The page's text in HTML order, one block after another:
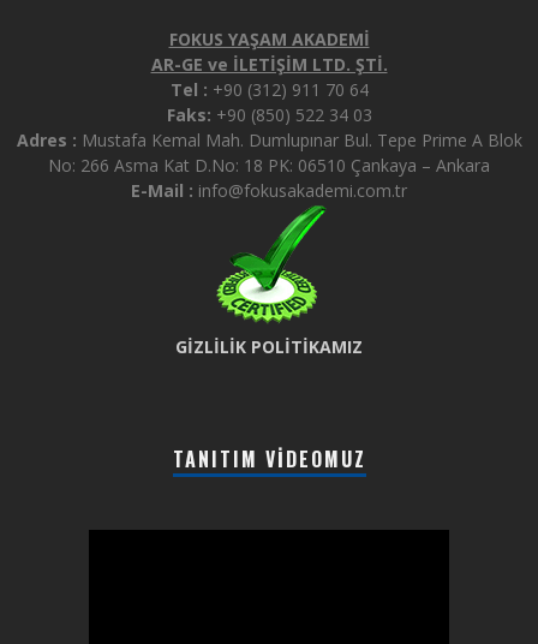
FOKUS YAŞAM AKADEMİ
AR-GE ve İLETİŞİM LTD. ŞTİ.
Tel : +90 (312) 911 70 64
Faks: +90 (850) 522 34 03
Adres : Mustafa Kemal Mah. Dumlupınar Bul. Tepe Prime A Blok
No: 266 Asma Kat D.No: 18 PK: 06510 Çankaya – Ankara
E-Mail : info@fokusakademi.com.tr
GİZLİLİK POLİTİKAMIZ
TANITIM VIDEOMUZ